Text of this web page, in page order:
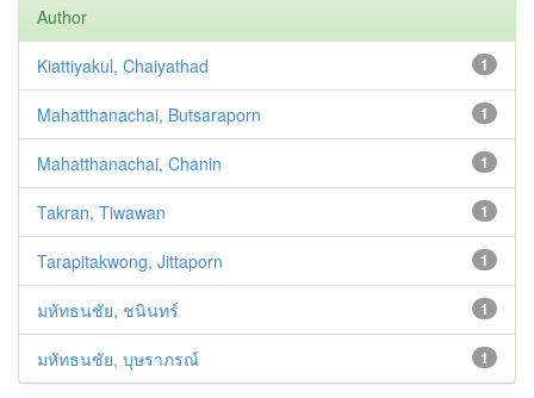
Author
1
Kiattiyakul, Chaiyathad
1
Mahatthanachai, Butsaraporn
1
Mahatthanachai, Chanin
1
Takran, Tiwawan
1
Tarapitakwong, Jittaporn
1
มหัทธนชัย, ชนินทร์
1
มหัทธนชัย, บุษราภรณ์